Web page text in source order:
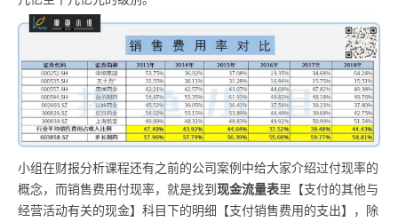
小组在财报分析课程还有之前的公司案例中给大家介绍过付现率的
概念，而销售费用付现率，就是找到现金流量表里【支付的其他与
经营活动有关的现金】科目下的明细【支付销售费用的支出】，除